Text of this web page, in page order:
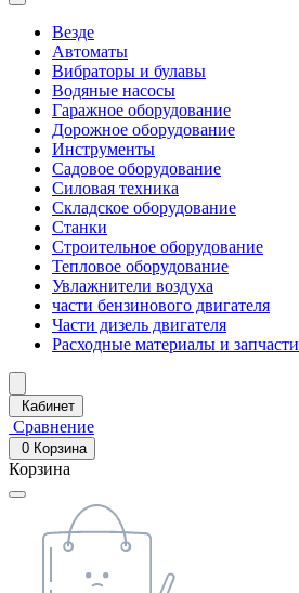
Везде
Автоматы
Вибраторы и булавы
Водяные насосы
Гаражное оборудование
Дорожное оборудование
Инструменты
Садовое оборудование
Силовая техника
Складское оборудование
Станки
Строительное оборудование
Тепловое оборудование
Увлажнители воздуха
части бензинового двигателя
Части дизель двигателя
Расходные материалы и запчасти
Кабинет
Сравнение
0 Корзина
Корзина